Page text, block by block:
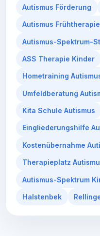
Autismus Förderung
Autismus Frühtherapie
Autismus-Spektrum-
ASS Therapie Kinder
Hometraining
Umfeldberatung
Kita Schule Autismus
Eingliederungshilfe
Kostenübernahme
Therapieplatz
Autismus-Spektrum
Halstenbek